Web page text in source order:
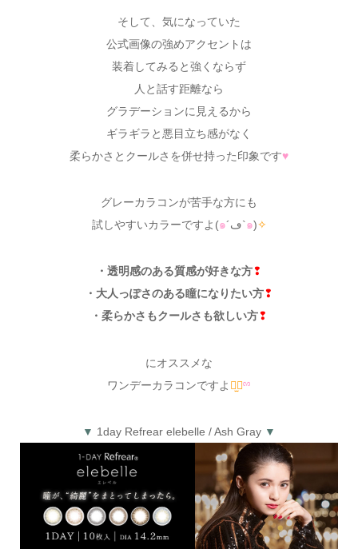
そして、気になっていた
公式画像の強めアクセントは
装着してみると強くならず
人と話す距離なら
グラデーションに見えるから
ギラギラと悪目立ち感がなく
柔らかさとクールさを併せ持った印象です♥
グレーカラコンが苦手な方にも
試しやすいカラーですよ(๑ ´ڡ`๑)✧
・透明感のある質感が好きな方❢
・大人っぽさのある瞳になりたい方❢
・柔らかさもクールさも欲しい方❢
にオススメな
ワンデーカラコンですよ ⠒̫⃝ྉ
▼ 1day Refrear elebelle / Ash Gray ▼